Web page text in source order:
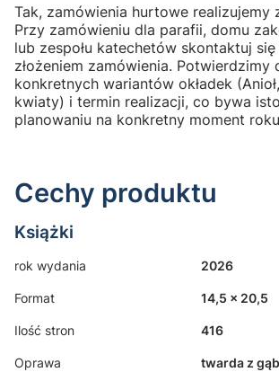
Tak, zamówienia hurtowe realizujemy
Przy zamówieniu dla parafii, domu
lub zespołu katechetów skontaktuj
złożeniem zamówienia. Potwierdzimy
konkretnych wariantów okładek
kwiaty) i termin realizacji, co bywa
planowaniu na konkretny moment
Cechy produktu
Książki
rok wydania 2026
Format 14,5 x 20,5
Ilość stron 416
Oprawa twarda z